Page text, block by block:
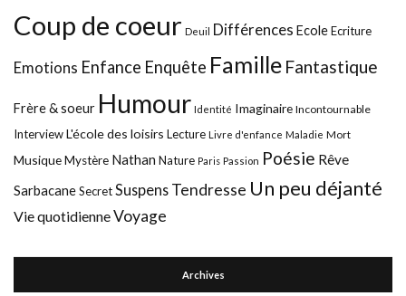
Coup de coeur Deuil Différences EcoleEcriture
Emotions Enfance Enquête Famille Fantastique
Frère & soeur Humour Identité Imaginaire Incontournable
InterviewL'école des loisirs Lecture Livre d'enfance Maladie Mort
MusiqueMystère Nathan Nature Paris Passion Poésie Rêve
SarbacaneSecret Suspens Tendresse Un peu déjanté
Vie quotidienneVoyage
Archives